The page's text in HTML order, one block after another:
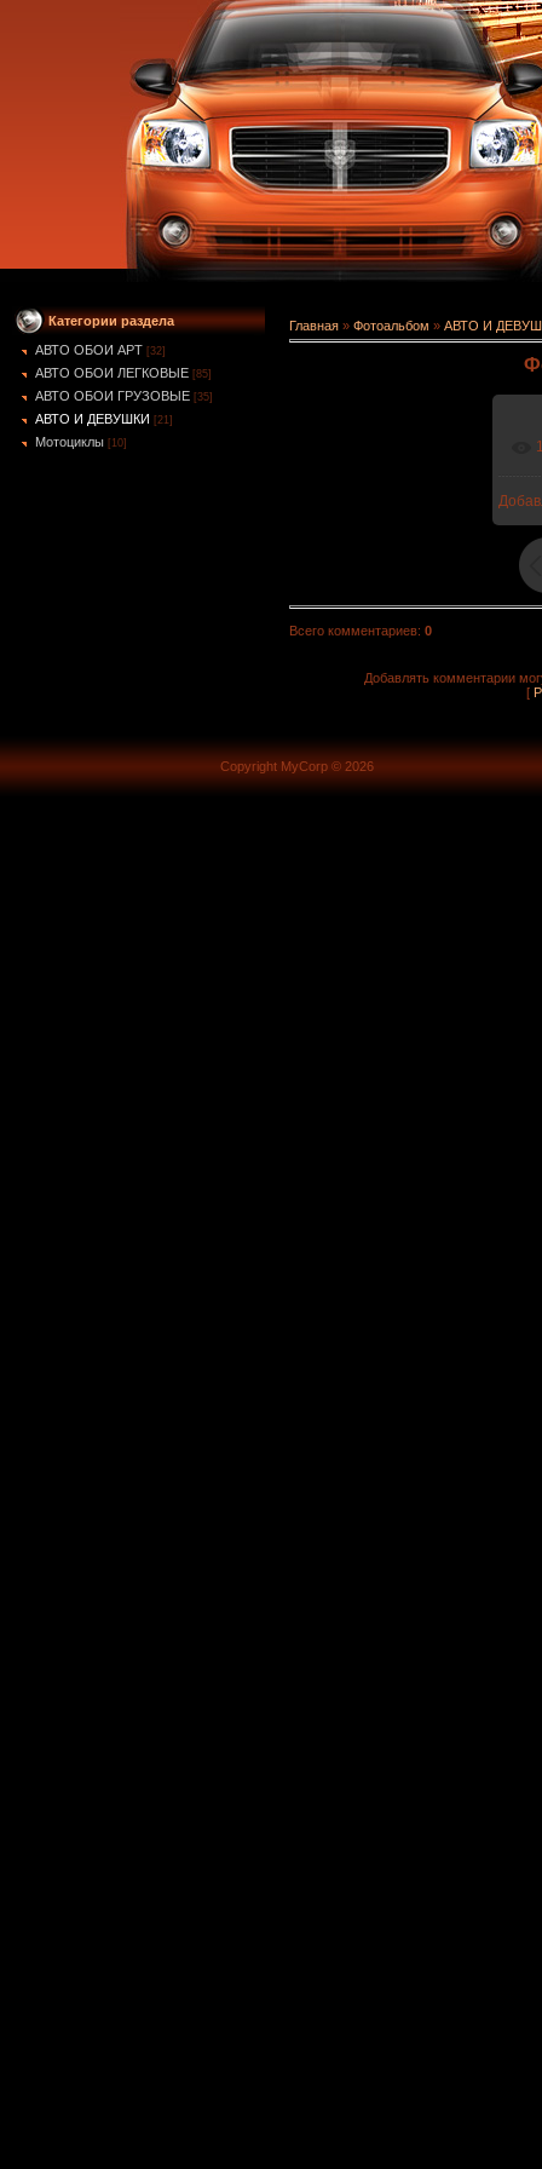
Категории раздела
АВТО ОБОИ АРТ [32]
АВТО ОБОИ ЛЕГКОВЫЕ [85]
АВТО ОБОИ ГРУЗОВЫЕ [35]
АВТО И ДЕВУШКИ [21]
Мотоциклы [10]
Главная » Фотоальбом » АВТО И
Всего комментариев: 0
Добавлять комментарии
[
Copyright MyCorp © 2026